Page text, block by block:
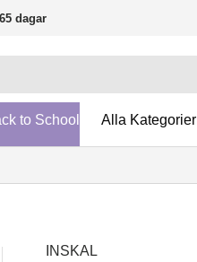
dagar
to School Alla Kategorier
INSKAL